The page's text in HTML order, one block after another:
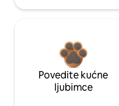
Povedite kućne
ljubimce